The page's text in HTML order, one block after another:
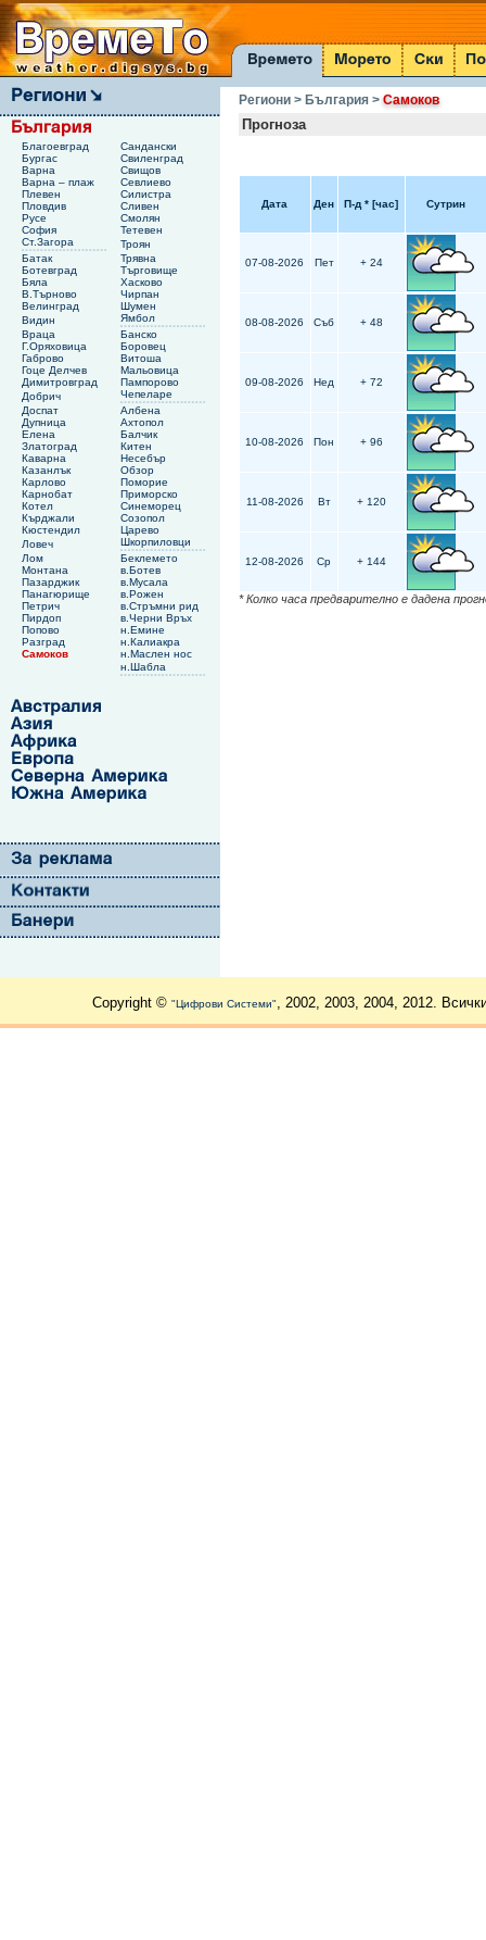
Благоевград
Сандански
Бургас
Свиленград
Варна
Свищов
Варна – плаж
Севлиево
Плевен
Силистра
Пловдив
Сливен
Русе
Смолян
София
Тетевен
Ст.Загора
Троян
Батак
Трявна
Ботевград
Търговище
Бяла
Хасково
В.Търново
Чирпан
Велинград
Шумен
Видин
Ямбол
Враца
Банско
Г.Оряховица
Боровец
Габрово
Витоша
Гоце Делчев
Мальовица
Димитровград
Пампорово
Добрич
Чепеларе
Доспат
Албена
Дупница
Ахтопол
Елена
Балчик
Златоград
Китен
Каварна
Несебър
Казанлък
Обзор
Карлово
Поморие
Карнобат
Приморско
Котел
Синеморец
Кърджали
Созопол
Кюстендил
Царево
Ловеч
Шкорпиловци
Лом
Беклемето
Монтана
в.Ботев
Пазарджик
в.Мусала
Панагюрище
в.Рожен
Петрич
в.Стръмни рид
Пирдоп
в.Черни Връх
Попово
н.Емине
Разград
н.Калиакра
Самоков
н.Маслен нос
н.Шабла
Региони > България>Самоков
Прогноза
Дата Ден П-д * [час] Сутрин
07-08-2026 Пет + 24
08-08-2026 Съб + 48
09-08-2026 Нед + 72
10-08-2026 Пон + 96
11-08-2026 Вт + 120
12-08-2026 Ср + 144
* Колко часа предварително е дадена
Copyright © "Цифрови Системи", 2002, 2003, 2004, 2012.